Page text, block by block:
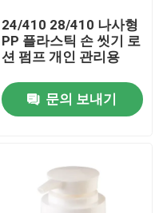
24/410 28/410 나사형
PP 플라스틱 손 씻기 로
션 펌프 개인 관리용
문의 보내기